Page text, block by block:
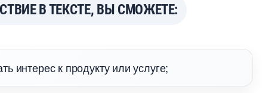
В ТЕКСТЕ, ВЫ СМОЖЕТЕ:
интерес к продукту или услуге;